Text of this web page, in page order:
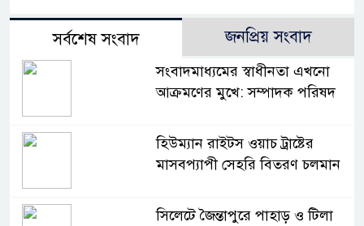
সর্বশেষ সংবাদ জনপ্রিয় সংবাদ
সংবাদমাধ্যমের স্বাধীনতা এখনো
আক্রমণের মুখে: সম্পাদক পরিষদ
হিউম্যান রাইটস ওয়াচ ট্রাষ্টের
মাসবপ্যাপী সেহরি বিতরণ চলমান
সিলেটে জৈন্তাপুরে পাহাড় ও টিলা